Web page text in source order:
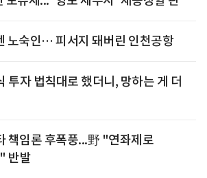
노숙인… 피서지 돼버린 인천공항
투자 법칙대로 했더니, 망하는 게 더
책임론 후폭풍...野 "연좌제로
반발